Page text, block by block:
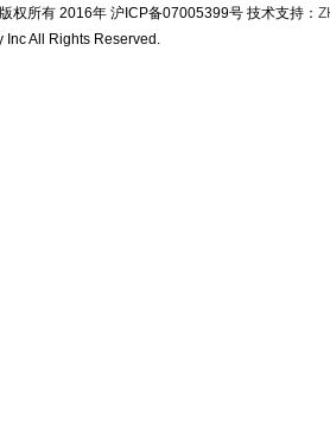
权所有 2016年 沪ICP备07005399号 技术支持：
Inc All Rights Reserved.